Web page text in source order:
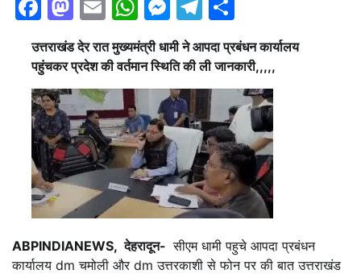
Facebook
Mastodon
EmailWhatsApp
Messenger
Telegram
उत्तराखंड देर रात मुख्यमंत्री धामी ने आपदा प्रबंधन कार्यालय
पहुंचकर प्रदेश की वर्तमान स्थिति की ली जानकारी,,,,,
ABPINDIANEWS, देहरादून- सीएम धामी पहुचे आपदा प्रबंधन
कार्यालय dm चमोली और dm उत्तरकाशी से फोन पर की बात उत्तराखंड